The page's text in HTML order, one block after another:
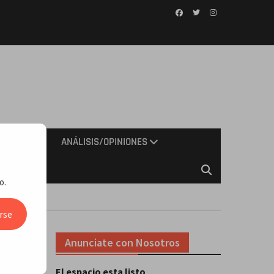
ANÁLISIS/OPINIONES
Norte
Anunciate con Nosotros
El espacio esta listo